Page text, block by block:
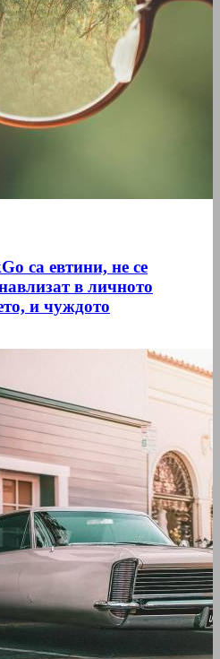
са евтини, не се
в личното
и чуждото